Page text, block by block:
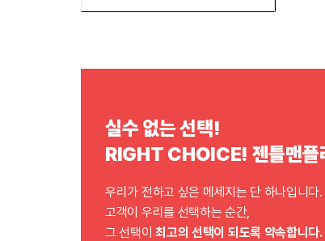
실수 없는 선택!
RIGHT CHOICE! 젠틀맨플
우리가 전하고 싶은 메세지는 단 하나입니다.
고객이 우리를 선택하는 순간,
그 선택이최고의 선택이 되도록 약속합니다.